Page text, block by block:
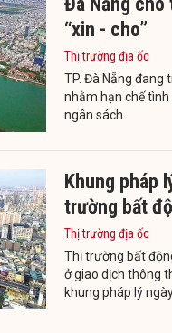
“xin - cho”
Thị trường địa ốc
TP. Đà Nẵng đang
nhằm hạn chế
ngân sách.
Khung pháp
trường bất
Thị trường địa ốc
Thị trường bất
ở giao dịch thông
khung pháp lý